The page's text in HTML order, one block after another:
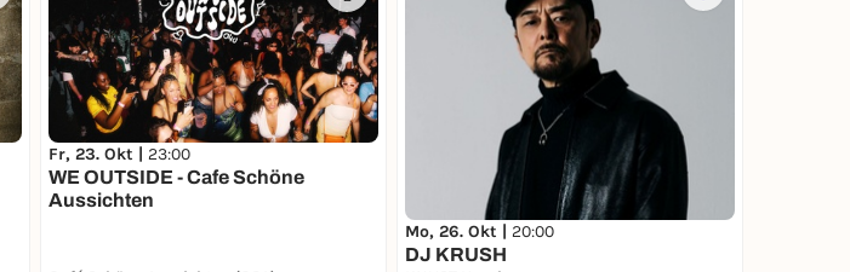
Fr, 23. Okt | 23:00
WE OUTSIDE - Cafe Schöne
Aussichten
Mo, 26. Okt | 20:00
DJ KRUSH